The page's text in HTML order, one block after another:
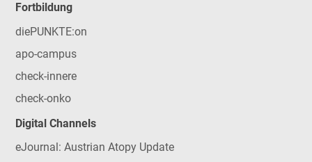
Fortbildung
diePUNKTE:on
apo-campus
check-innere
check-onko
Digital Channels
eJournal: Austrian Atopy Update